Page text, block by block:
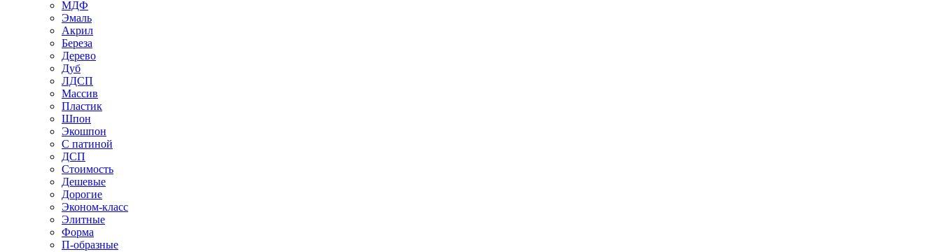
МДФ
Эмаль
Акрил
Береза
Дерево
Дуб
ЛДСП
Массив
Пластик
Шпон
Экошпон
С патиной
ДСП
Стоимость
Дешевые
Дорогие
Эконом-класс
Элитные
Форма
П-образные